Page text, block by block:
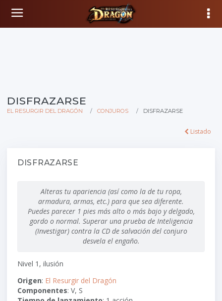
DISFRAZARSE
EL RESURGIR DEL DRAGÓN CONJUROS DISFRAZARSE
Listado
DISFRAZARSE
Alteras tu apariencia (así como la de tu ropa,
armadura, armas, etc.) para que sea diferente.
Puedes parecer 1 piesmás alto o más bajo y delgado,
gordo o normal. Superar una prueba de Inteligencia
(Investigar) contra la CD de salvación del conjuro
desvela el engaño.
Nivel 1, ilusión
Origen: El Resurgir del Dragón
Componentes: V, S